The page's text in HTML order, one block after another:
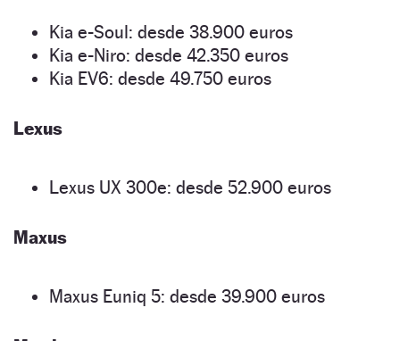
Kia e-Soul: desde 38.900 euros
Kia e-Niro: desde 42.350 euros
Kia EV6: desde 49.750 euros
Lexus
Lexus UX 300e: desde 52.900 euros
Maxus
Maxus Euniq 5: desde 39.900 euros